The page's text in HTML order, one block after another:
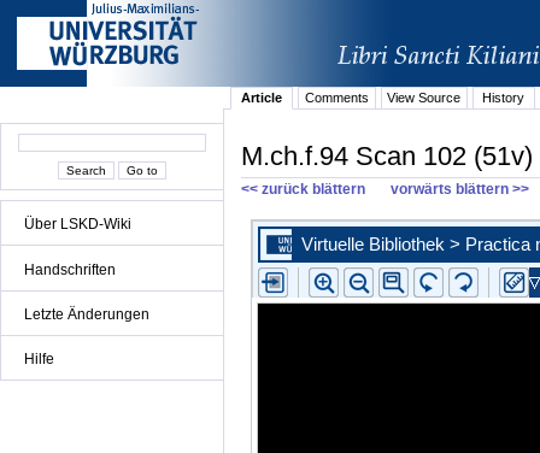
Über LSKD-Wiki
Handschriften
Letzte Änderungen
Hilfe
Article Comments View Source History
M.ch.f.94 Scan 102 (51v)
<< zurück blättern vorwärts blättern >>